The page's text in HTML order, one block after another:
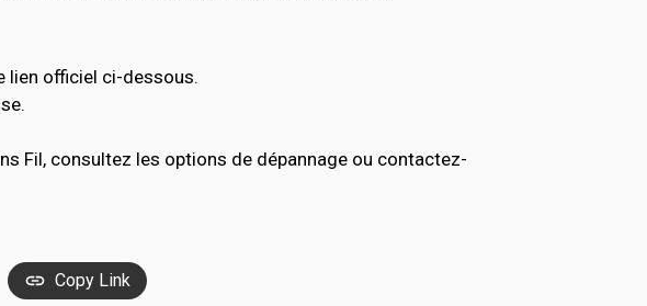
lien officiel ci-dessous.
Fil, consultez les options de dépannage ou contactez-
Copy Link